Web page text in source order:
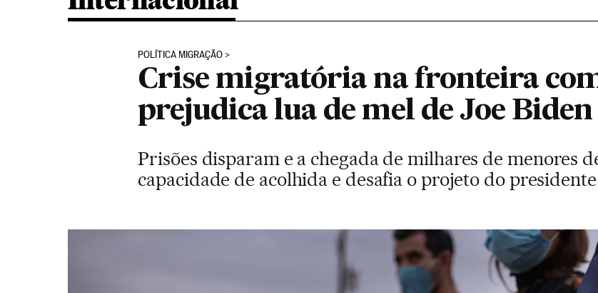
POLÍTICA MIGRAÇÃO
Crise migratória na fronteira
prejudica lua de mel de Joe Biden
Prisões disparam e a chegada de milhares de menores
capacidade de acolhida e desafia o projeto do presidente